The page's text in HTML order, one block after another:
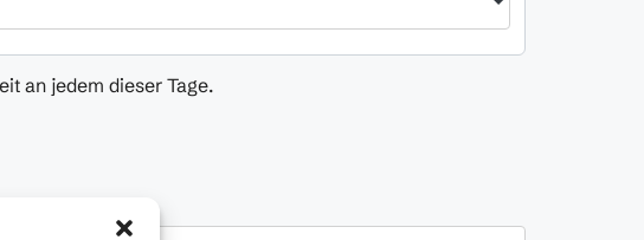
an jedem dieser Tage.